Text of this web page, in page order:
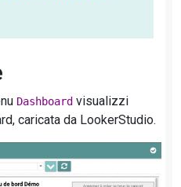
Dashboard visualizzi
caricata da LookerStudio.